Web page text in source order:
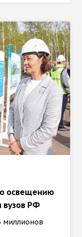
освещению
вузов РФ
миллионов